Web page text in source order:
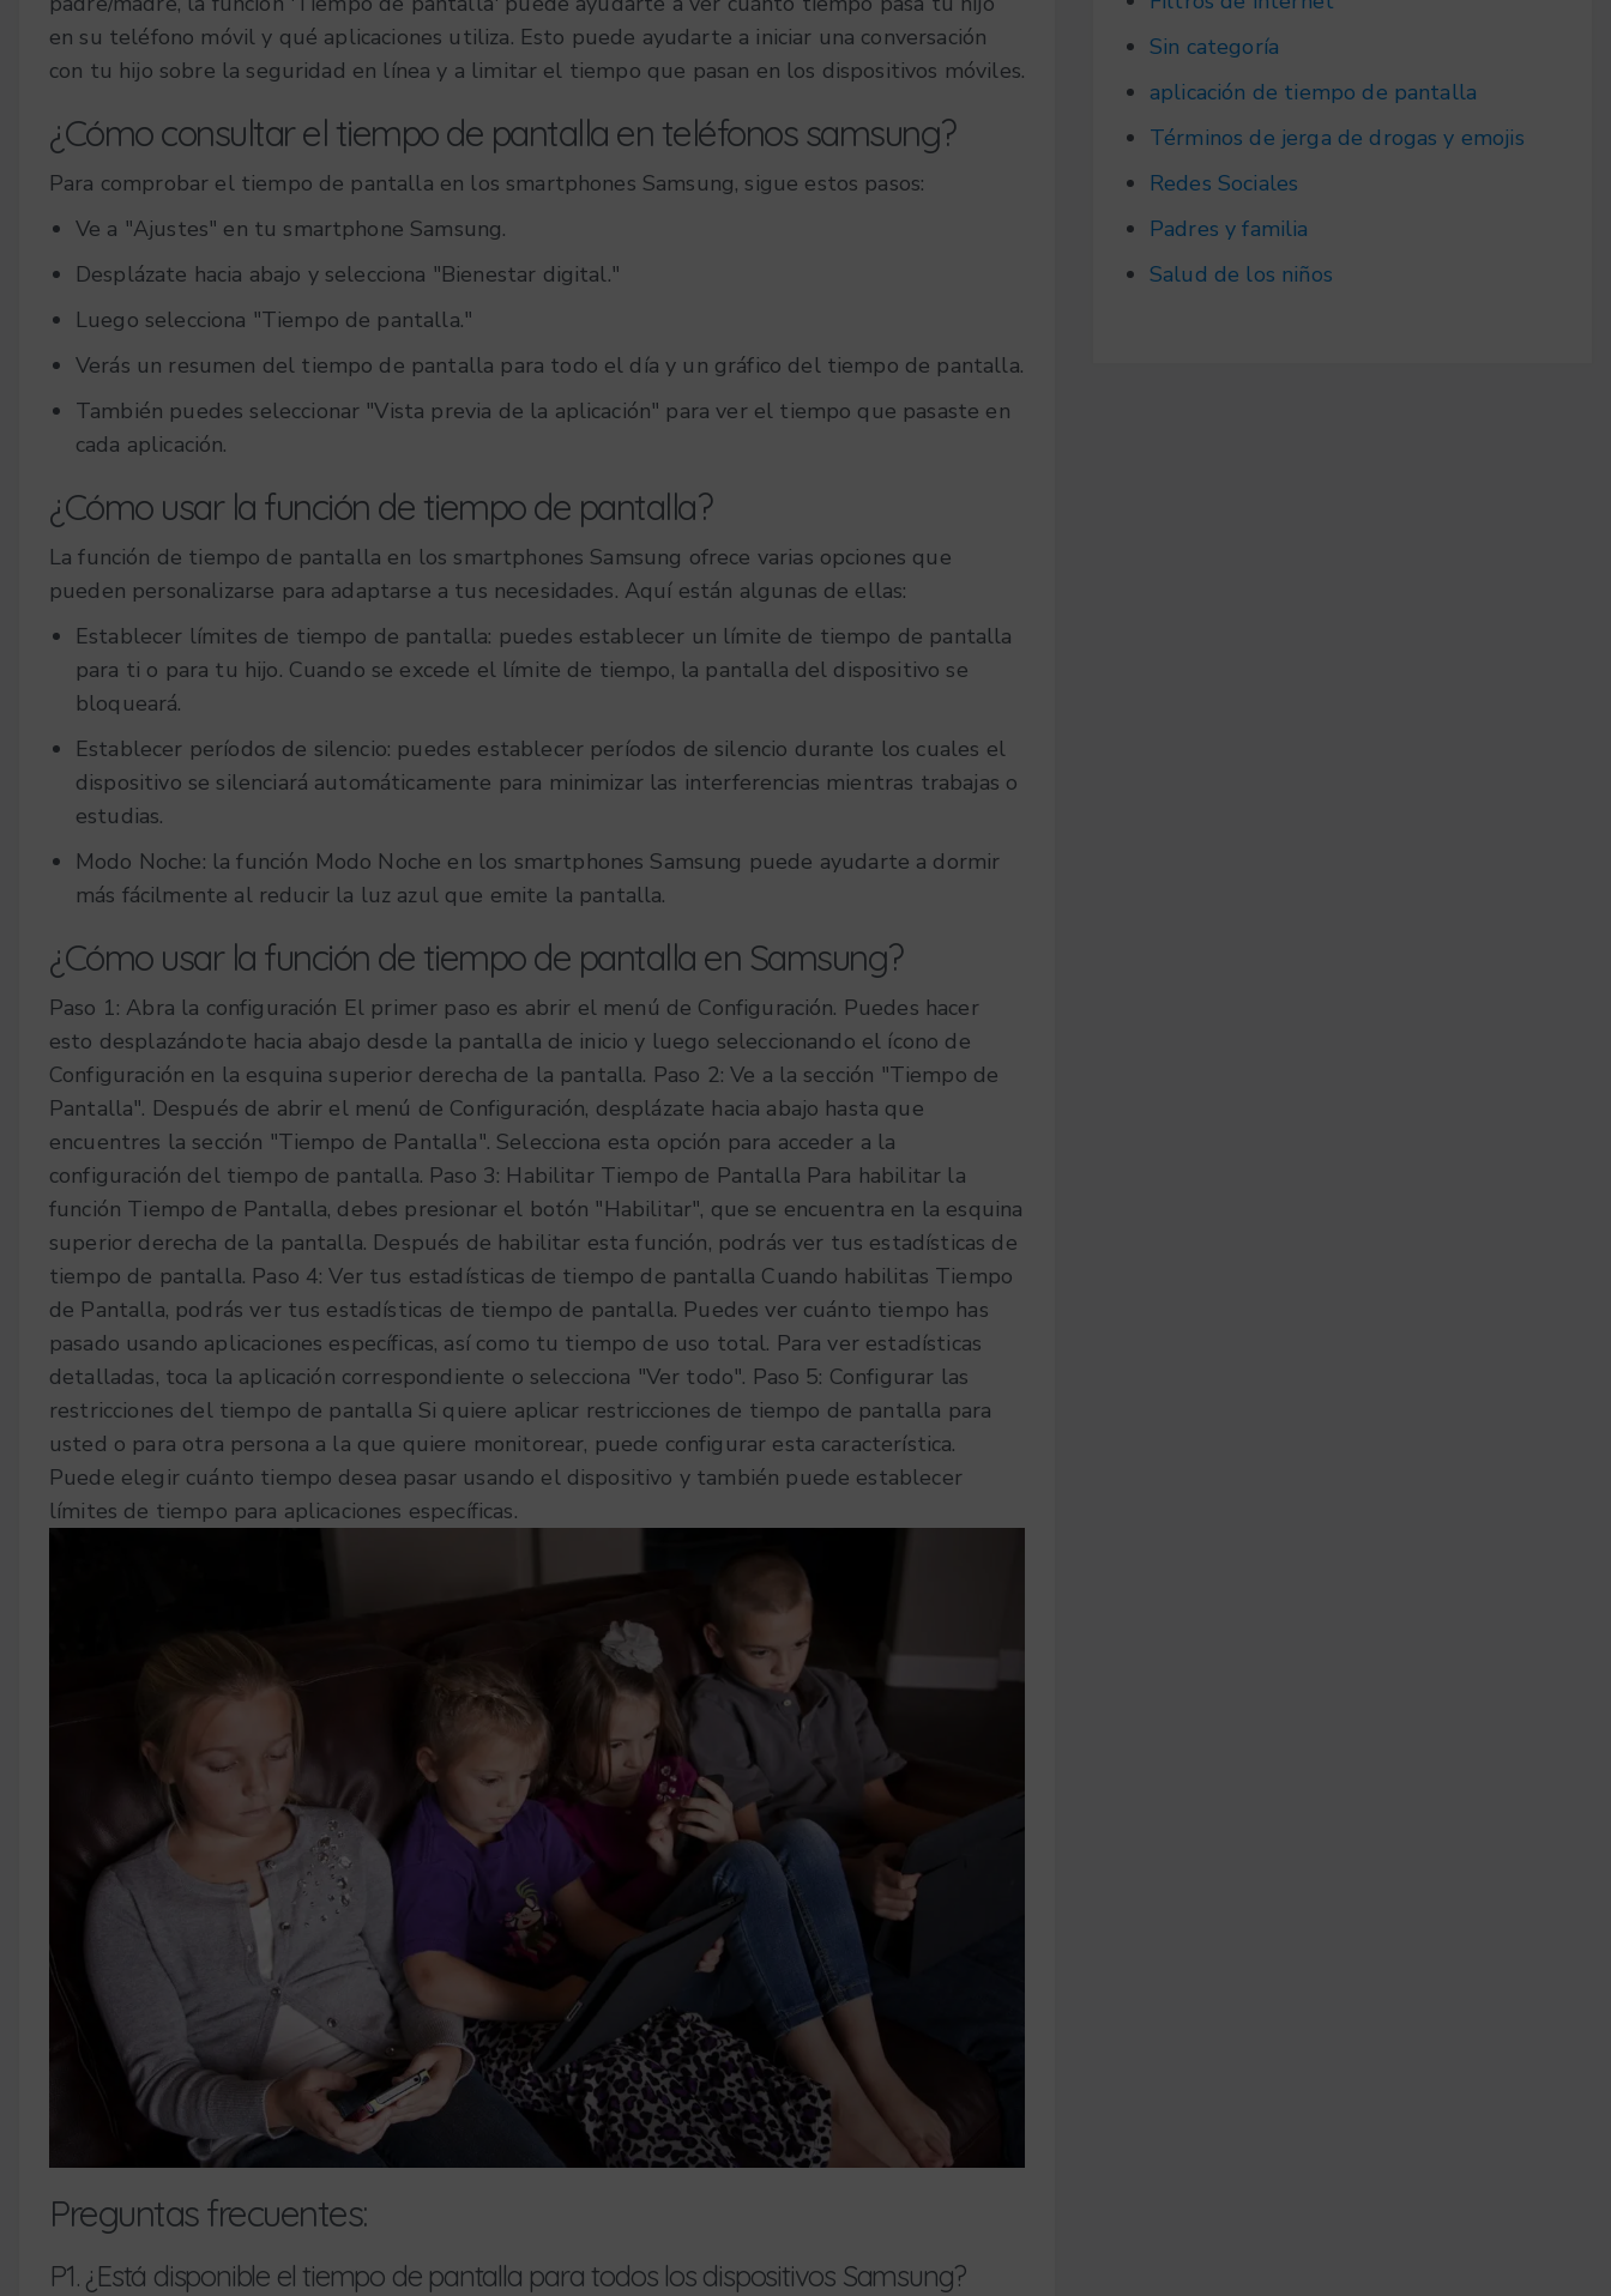
en su teléfono móvil y qué aplicaciones utiliza. Esto puede ayudarte a iniciar una conversación
con tu hijo sobre la seguridad en línea y a limitar el tiempo que pasan en los dispositivos móviles.
¿Cómo consultar el tiempo de pantalla en teléfonos samsung?
Para comprobar el tiempo de pantalla en los smartphones Samsung, sigue estos pasos:
Ve a "Ajustes" en tu smartphone Samsung.
Desplázate hacia abajo y selecciona "Bienestar digital."
Luego selecciona "Tiempo de pantalla."
Verás un resumen del tiempo de pantalla para todo el día y un gráfico del tiempo de pantalla.
También puedes seleccionar "Vista previa de la aplicación" para ver el tiempo que pasaste en
cada aplicación.
¿Cómo usar la función de tiempo de pantalla?
La función de tiempo de pantalla en los smartphones Samsung ofrece varias opciones que
pueden personalizarse para adaptarse a tus necesidades. Aquí están algunas de ellas:
Establecer límites de tiempo de pantalla: puedes establecer un límite de tiempo de pantalla
para ti o para tu hijo. Cuando se excede el límite de tiempo, la pantalla del dispositivo se
bloqueará.
Establecer períodos de silencio: puedes establecer períodos de silencio durante los cuales el
dispositivo se silenciará automáticamente para minimizar las interferencias mientras trabajas o
estudias.
Modo Noche: la función Modo Noche en los smartphones Samsung puede ayudarte a dormir
más fácilmente al reducir la luz azul que emite la pantalla.
¿Cómo usar la función de tiempo de pantalla en Samsung?
Paso 1: Abra la configuración El primer paso es abrir el menú de Configuración. Puedes hacer
esto desplazándote hacia abajo desde la pantalla de inicio y luego seleccionando el ícono de
Configuración en la esquina superior derecha de la pantalla. Paso 2: Ve a la sección "Tiempo de
Pantalla". Después de abrir el menú de Configuración, desplázate hacia abajo hasta que
encuentres la sección "Tiempo de Pantalla". Selecciona esta opción para acceder a la
configuración del tiempo de pantalla. Paso 3: Habilitar Tiempo de Pantalla Para habilitar la
función Tiempo de Pantalla, debes presionar el botón "Habilitar", que se encuentra en la esquina
superior derecha de la pantalla. Después de habilitar esta función, podrás ver tus estadísticas de
tiempo de pantalla. Paso 4: Ver tus estadísticas de tiempo de pantalla Cuando habilitas Tiempo
de Pantalla, podrás ver tus estadísticas de tiempo de pantalla. Puedes ver cuánto tiempo has
pasado usando aplicaciones específicas, así como tu tiempo de uso total. Para ver estadísticas
detalladas, toca la aplicación correspondiente o selecciona "Ver todo". Paso 5: Configurar las
restricciones del tiempo de pantalla Si quiere aplicar restricciones de tiempo de pantalla para
usted o para otra persona a la que quiere monitorear, puede configurar esta característica.
Puede elegir cuánto tiempo desea pasar usando el dispositivo y también puede establecer
límites de tiempo para aplicaciones específicas.
Preguntas frecuentes:
P1. ¿Está disponible el tiempo de pantalla para todos los dispositivos Samsung?
Sin categoría
aplicación de tiempo de pantalla
Términos de jerga de drogas y emojis
Redes Sociales
Padres y familia
Salud de los niños